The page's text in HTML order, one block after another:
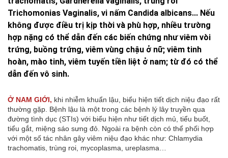
Trichomonias Vaginalis, vi nấm Candida albicans... Nếu
không được điều trị kịp thời và phù hợp, nhiều trường
hợp nặng có thể dẫn đến các biến chứng như viêm vòi
trứng, buồng trứng, viêm vùng chậu ở nữ; viêm tinh
hoàn, mào tinh, viêm tuyến tiền liệt ở nam; từ đó có thể
dẫn đến vô sinh.
Ở NAM GIỚI, khi nhiễm khuẩn lậu, biểu hiện tiết dịch niệu đạo rất
thường gặp. Bệnh lậu là một trong các bệnh lý lây truyền qua
đường tình dục (STIs) với biểu hiện như tiết dịch mủ, tiểu buốt,
tiểu gắt, miệng sáo sưng đỏ. Ngoài ra bệnh còn có thể phối hợp
với một số tác nhân gây viêm niệu đạo khác như: Chlamydia
trachomatis, trùng roi, mycoplasma, ureplasma…